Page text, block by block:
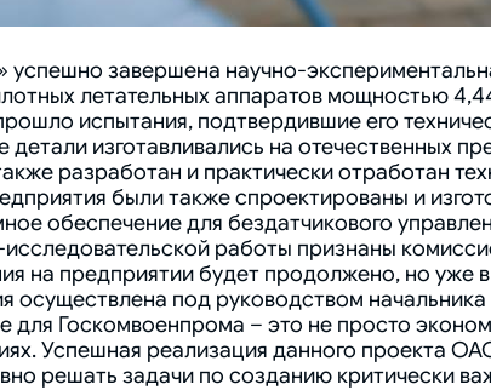
завершена научно-
летательных аппаратов мощностью
испытания, подтвердившие его
изготавливались на отечественных
разработан и практически отработан
были также спроектированы и
обеспечение для бездатчикового
исследовательской работы признаны
на предприятии будет продолжено, но уже
осуществлена под руководством
Госкомвоенпрома – это не просто
Успешная реализация данного проекта
решать задачи по созданию критически